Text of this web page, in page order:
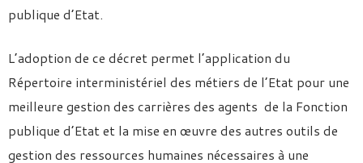
publique d’Etat.
L’adoption de ce décret permet l’application du
Répertoire interministériel des métiers de l’Etat pour une
meilleure gestion des carrières des agents de la Fonction
publique d’Etat et la mise en œuvre des autres outils de
gestion des ressources humaines nécessaires à une